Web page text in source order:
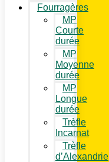
Fourragères
MP
Courte
durée
MP
Moyenne
durée
MP
Longue
durée
Trèfle
Incarnat
Trèfle
d’Alexandrie